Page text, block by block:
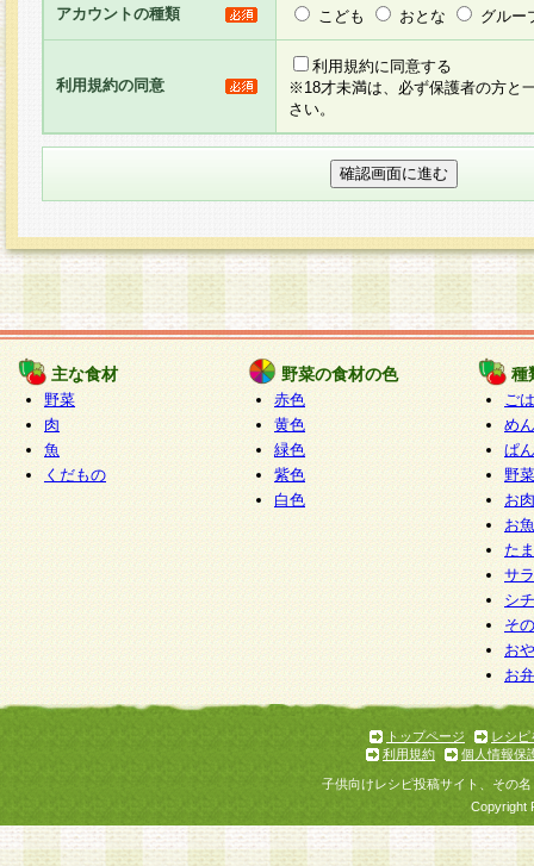
た全ての会員に対して本サービスの依頼をすると
りま す。
3.当社は、会員の事前の承諾を得ることなく、当
方 法・手段にて、本規約を任意に制定、変更ま
きるものとします。改定後の本規約等は、本規約
に掲示したときに、その 他の諸規定については
てその効力を生じるものとします。
4.本規約は、会員登録希望者による会員登録手続
の当社による会員登録の承認が完了した時点で会
たものとみなされ、会員に対して適用されるもの
5.当社がお聞きする個人情報は、すべて会員登録
で提 供いただいたものと考えております。従っ
自らの個人情報の提供を希望されない場合には、
をお預かりいたしません が、提供されないこと
商品やサービス等をご利用いただけない場合があ
了承ください。
6.当社は、お客様から当社が保有している個人情
加・ 利用停止等を求められた場合には、ご本人
て確認できた場合に限り、法令に準拠して合理的
いただきます。なお、開示 請求等の請求先は個
ります。
1.会員とは、本規約等を承諾のうえ、当社所定の
了し、当社が承認した者、グループとします。な
が以下に該当する場合は会員登録をすることがで
アカウントの種類 こども おとな グルー
利用規約の同意
利用規約に同意する
※18才未満は、必ず保護者の方と
さい。
主な食材
野菜
肉
魚
くだもの
野菜の食材の色
赤色
黄色
緑色
紫色
白色
種
ご
めん
ぱん
野
お
お
た
サ
シ
そ
お
お
トップページ
レシピ
利用規約
個人情報保
子供向けレシピ投稿サイト、その
Copyright